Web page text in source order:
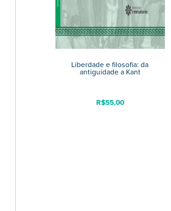
Liberdade e filosofia: da
antiguidade a Kant
R$55,00